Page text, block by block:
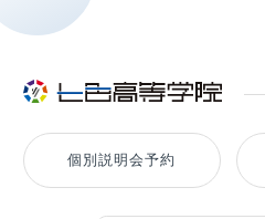
個別説明会予約